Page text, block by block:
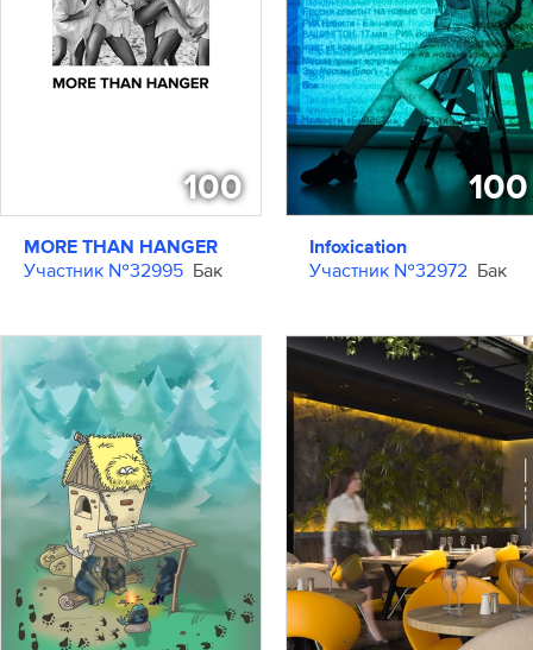
100
MORE THAN HANGER
Участник №32995 Бак
100
Infoxication
Участник №32972 Бак